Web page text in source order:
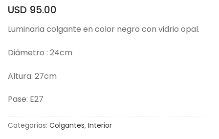
USD 95.00
Luminaria colgante en color negro con vidrio opal.
Diámetro : 24cm
Altura: 27cm
Pase: E27
Categorías: Colgantes, Interior